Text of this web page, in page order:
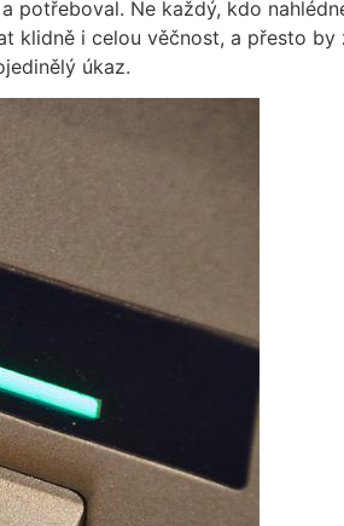
potřeboval. Ne každý, kdo
klidně i celou věčnost, a přesto by
úkaz.